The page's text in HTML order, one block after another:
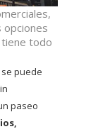
todo
puede
paseo